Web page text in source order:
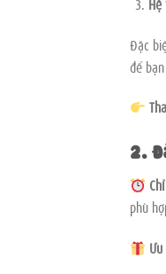
Đặc
để
2.
phù